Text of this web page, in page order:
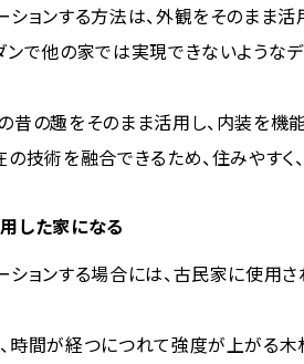
ションする方法は、外観をそのまま
ンで他の家では実現できないような
昔の趣をそのまま活用し、内装を機
技術を融合できるため、住みやすく
した家になる
ションする場合には、古民家に使用
時間が経つにつれて強度が上がる木